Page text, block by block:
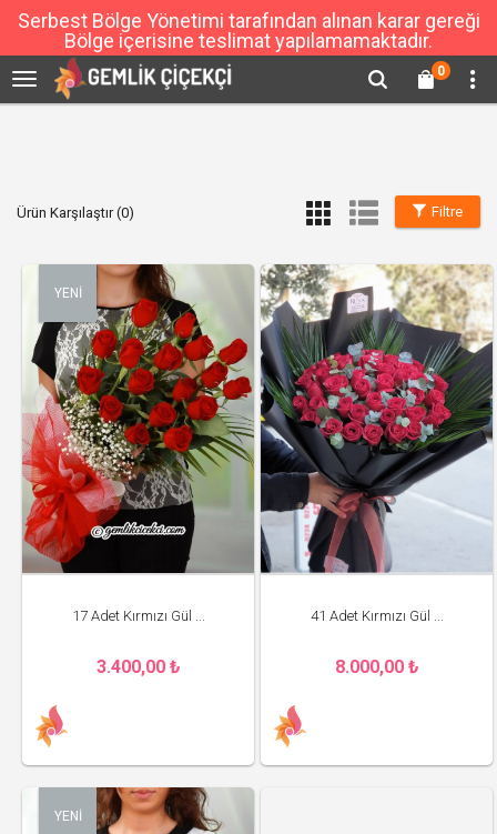
Serbest Bölge Yönetimi tarafından alınan karar gereği
Bölge içerisine teslimat yapılamamaktadır.
0
Filtre
Ürün Karşılaştır (0)
YENİ
17 Adet Kırmızı Gül ...
3.400,00 ₺
41 Adet Kırmızı Gül ...
8.000,00 ₺
YENİ